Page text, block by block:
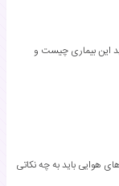
این بیماری چیست و
هوایی باید به چه نکاتی